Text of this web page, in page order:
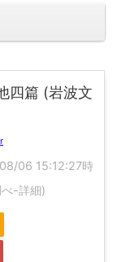
四篇 (岩波文
06 15:12:27時
-詳細)